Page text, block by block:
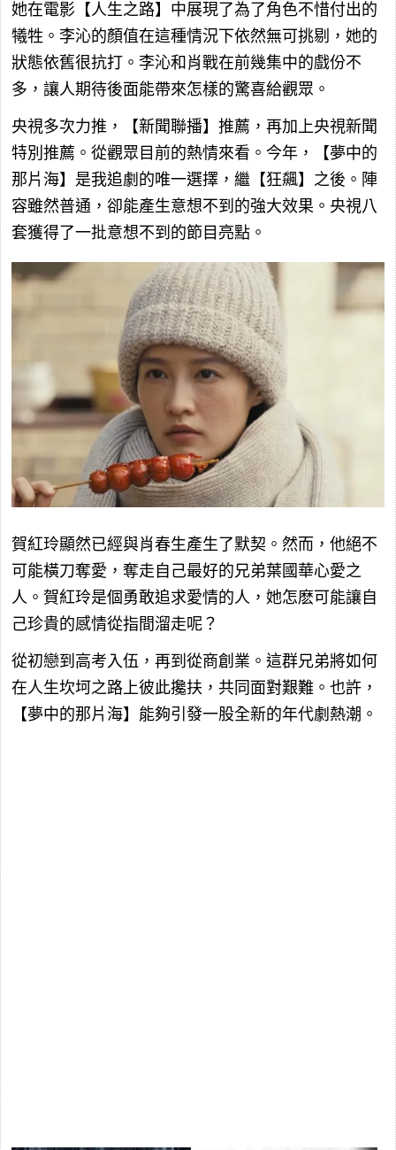
她在電影【人生之路】中展現了為了角色不惜付出的
犧牲。李沁的顏值在這種情況下依然無可挑剔，她的
狀態依舊很抗打。李沁和肖戰在前幾集中的戲份不
多，讓人期待後面能帶來怎樣的驚喜給觀眾。
央視多次力推，【新聞聯播】推薦，再加上央視新聞
特別推薦。從觀眾目前的熱情來看。今年，【夢中的
那片海】是我追劇的唯一選擇，繼【狂飆】之後。陣
容雖然普通，卻能產生意想不到的強大效果。央視八
套獲得了一批意想不到的節目亮點。
賀紅玲顯然已經與肖春生產生了默契。然而，他絕不
可能橫刀奪愛，奪走自己最好的兄弟葉國華心愛之
人。賀紅玲是個勇敢追求愛情的人，她怎麽可能讓自
己珍貴的感情從指間溜走呢？
從初戀到高考入伍，再到從商創業。這群兄弟將如何
在人生坎坷之路上彼此攙扶，共同面對艱難。也許，
【夢中的那片海】能夠引發一股全新的年代劇熱潮。